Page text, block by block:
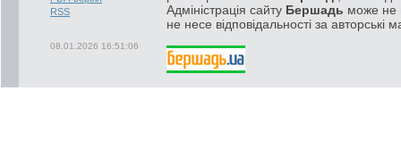
RSS
08.01.2026 16:51:06
Адміністрація сайту Бершадь може не
не несе відповідальності за авторські